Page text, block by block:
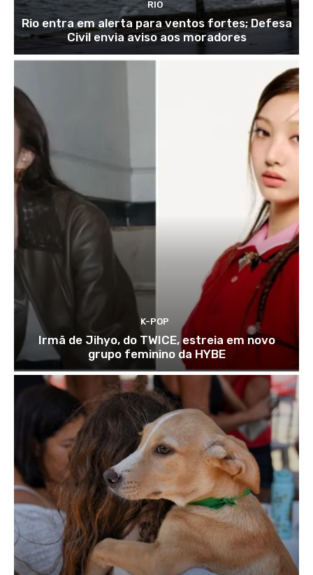
RIO
Rio entra em alerta para ventos fortes; Defesa
Civil envia aviso aos moradores
K-POP
Irmã de Jihyo, do TWICE, estreia em novo
grupo feminino da HYBE